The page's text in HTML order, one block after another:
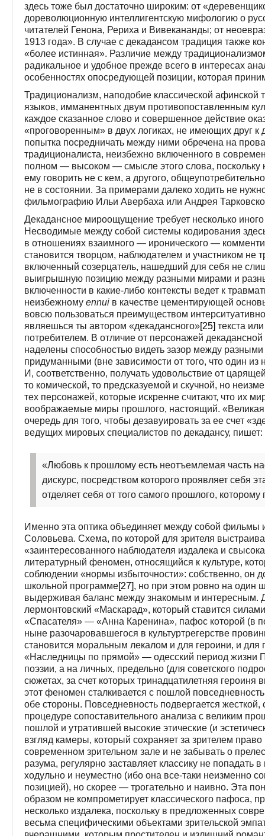
здесь тоже был достаточно широким: от
дореволюционную интеллигентскую мифологию о
читателей Генона, Рериха и Вивекананды; от
1913 года». В случае с декадансом традиция также
«более истинная». Различие между
радикальное и удобное прежде всего в интересах
особенностях опосредующей позиции, которая
Традиционализм, наподобие классической афинской
языков, имманентных двум противопоставленным
каждое сказанное слово и совершенное действие
«проговоренным» в двух логиках, не имеющих друг к
попытка посредничать между ними обречена на
традиционалиста, неизбежно включенного в
полном — высоком — смысле этого слова, поскольку
ему говорить не с кем, а другого,
не в состоянии. За примерами далеко ходить не
фильмографию Ильи Авербаха или Андрея
Декадансное мироощущение требует несколько
Несводимые между собой системы кодирования
в отношениях взаимного — иронического —
становится творцом, наблюдателем и участником не
включенный созерцатель, нашедший для себя не
выигрышную позицию между разными мирами и
включенности в какие-либо контексты ведет к
неизбежному ennui в качестве цементирующей
вовсю пользоваться преимуществом
являешься ты автором «декадансного»[25] текста
потребителем. В отличие от персонажей
наделены способностью видеть зазор между
придуманными (вне зависимости от того, что один
И, соответственно, получать удовольствие от
то комической, то предсказуемой и скучной, но
тех персонажей, которые искренне считают, что их
воображаемые миры прошлого, настоящий.
очередь для того, чтобы дезавуировать за ее счет
ведущих мировых специалистов по декадансу, пишет:
«Любовь к прошлому есть неотъемлемая часть
дискурс, посредством которого проявляет себя
отделяет себя от того самого прошлого, которому
Именно эта оптика объединяет между собой фильмы
Соловьева. Схема, по которой для зрителя
«заинтересованного наблюдателя издалека и
литературный феномен, относящийся к культуре,
соблюдении «нормы избыточности»: собственно, он
школьной программе[27], но при этом ровно на один
выдерживая баланс между знакомым и интересным.
лермонтовский «Маскарад», который ставится
«Спасателя» — «Анна Каренина», пафос которой (в
ныне разочаровавшегося в культуртрегерстве
становится моральным лекалом и для героини, и для
«Наследницы по прямой» — одесский период жизни
поэзии, а на личных, предельно (для советского
сюжетах, за счет которых тринадцатилетняя героиня
этот феномен сталкивается с пошлой
обе стороны. Повседневность подвергается жесткой,
процедуре сопоставительного анализа с великим
пошлой и утратившей высокие этические (и
взгляд камеры, который сохраняет за зрителем
современном зрительном зале и не забывать о
разума, регулярно заставляет классику не попадать
ходульно и неуместно (ибо она все-таки неизменно
позицией), но скорее — трогательно и наивно. Эта
образом не компрометирует классического пафоса,
несколько издалека, поскольку в предложенных
весьма специфическими объектами зрительской